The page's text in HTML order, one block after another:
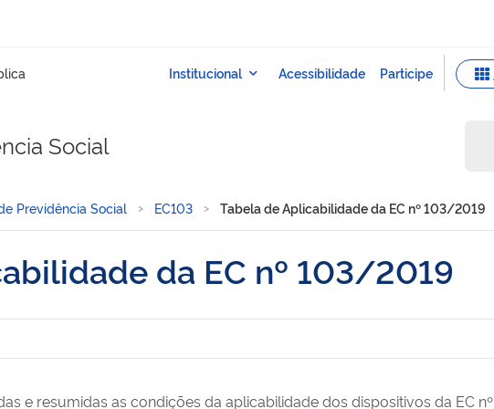
Social
Previdência Social EC103 Tabela de Aplicabilidade da EC nº 103/2019
da EC nº 103/2019
e resumidas as condições da aplicabilidade dos dispositivos da EC